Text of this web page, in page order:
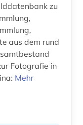
aus dem rund
Mehr